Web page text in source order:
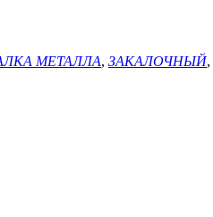
МЕТАЛЛА, ЗАКАЛОЧНЫЙ,